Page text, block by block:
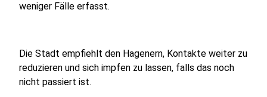
weniger Fälle erfasst.
Die Stadt empfiehlt den Hagenern, Kontakte weiter zu
reduzieren und sich impfen zu lassen, falls das noch
nicht passiert ist.